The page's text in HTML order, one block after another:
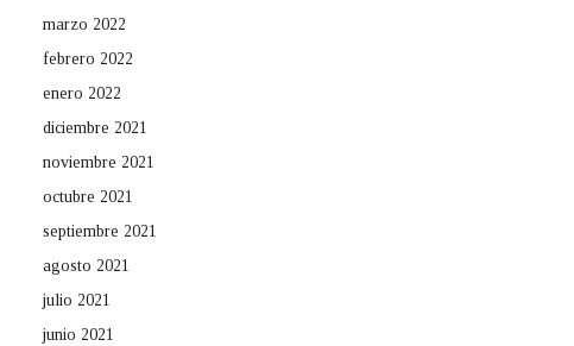
marzo 2022
febrero 2022
enero 2022
diciembre 2021
noviembre 2021
octubre 2021
septiembre 2021
agosto 2021
julio 2021
junio 2021